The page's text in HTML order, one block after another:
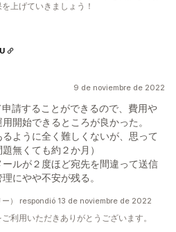
上げていきましょう！
9 de noviembre de 2022
請することができるので、費用や
開始できるところが良かった。
ように全く難しくないが、思って
無くても約２か月）
ルが２度ほど宛先を間違って送信
にやや不安が残る。
） respondió 13 de noviembre de 2022
利用いただきありがとうございます。